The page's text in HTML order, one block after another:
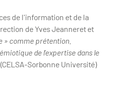
de l'information et de la
de Yves Jeanneret et
» comme prétention.
de l’expertise dans le
(CELSA-Sorbonne Université)